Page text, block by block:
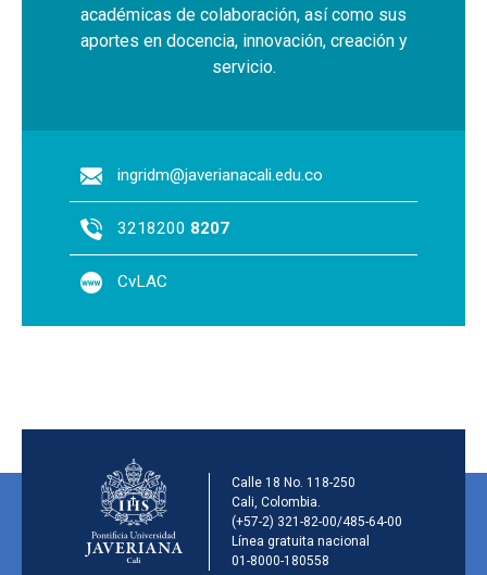
académicas de colaboración, así como sus
aportes en docencia, innovación, creación y
servicio.
ingridm@javerianacali.edu.co
3218200 8207
CvLAC
Información de la
Calle 18 No. 118-250
Cali, Colombia.
(+57-2) 321-82-00/485-64-00
Línea gratuita nacional
01-8000-180558